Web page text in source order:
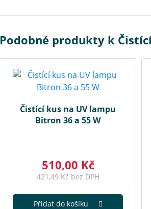
Podobné produkty k
Čistící kus na UV lampu
Bitron 36 a 55 W
510,00 Kč
421,49 Kč bez DPH
Přidat do košíku